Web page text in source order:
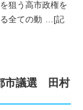
狙う高市政権を
全ての動 … [記
市議選 田村